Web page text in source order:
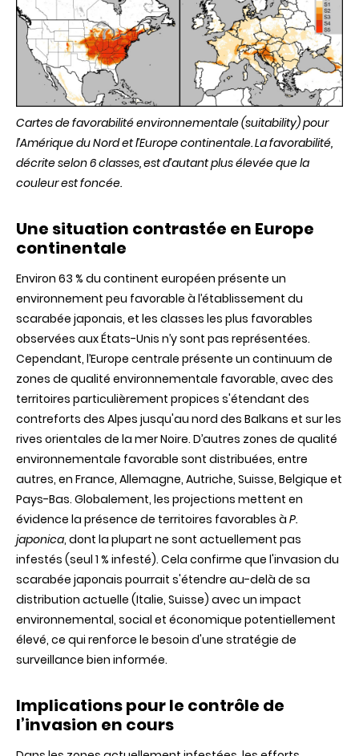
Cartes de favorabilité environnementale (suitability) pour
l’Amérique du Nord et l’Europe continentale. La favorabilité,
décrite selon 6 classes, est d’autant plus élevée que la
couleur est foncée.
Une situation contrastée en Europe
continentale
Environ 63 % du continent européen présente un
environnement peu favorable à l’établissement du
scarabée japonais, et les classes les plus favorables
observées aux États-Unis n’y sont pas représentées.
Cependant, l’Europe centrale présente un continuum de
zones de qualité environnementale favorable, avec des
territoires particulièrement propices s'étendant des
contreforts des Alpes jusqu'au nord des Balkans et sur les
rives orientales de la mer Noire. D’autres zones de qualité
environnementale favorable sont distribuées, entre
autres, en France, Allemagne, Autriche, Suisse, Belgique et
Pays-Bas. Globalement, les projections mettent en
évidence la présence de territoires favorables à P.
japonica, dont la plupart ne sont actuellement pas
infestés (seul 1 % infesté). Cela confirme que l'invasion du
scarabée japonais pourrait s'étendre au-delà de sa
distribution actuelle (Italie, Suisse) avec un impact
environnemental, social et économique potentiellement
élevé, ce qui renforce le besoin d'une stratégie de
surveillance bien informée.
Implications pour le contrôle de
l’invasion en cours